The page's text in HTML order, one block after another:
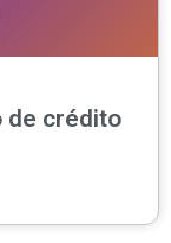
de crédito